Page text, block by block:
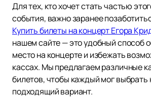
Для тех, кто хочет стать частью
события, важно заранее
Купить билеты на концерт Егора
нашем сайте — это удобный способ
место на концерте и избежать
кассах. Мы предлагаем различные
билетов, чтобы каждый мог выбрать
подходящий вариант.